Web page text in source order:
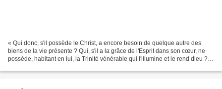
« Qui donc, s'il possède le Christ, a encore besoin de quelque autre des
biens de la vie présente ? Qui, s'il a la grâce de l'Esprit dans son cœur, ne
possède, habitant en lui, la Trinité vénérable qui l'illumine et le rend dieu ?